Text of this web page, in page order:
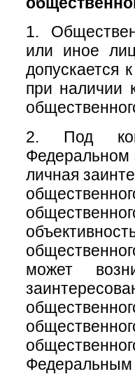
1.
или иное
допускается
при наличии
2. Под
Федеральном
личная
может
Федеральным